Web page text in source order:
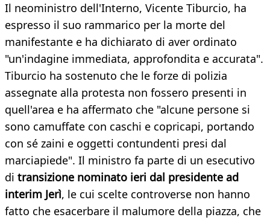
Il neoministro dell'Interno, Vicente Tiburcio, ha
espresso il suo rammarico per la morte del
manifestante e ha dichiarato di aver ordinato
"un'indagine immediata, approfondita e accurata".
Tiburcio ha sostenuto che le forze di polizia
assegnate alla protesta non fossero presenti in
quell'area e ha affermato che "alcune persone si
sono camuffate con caschi e copricapi, portando
con sé zaini e oggetti contundenti presi dal
marciapiede". Il ministro fa parte di un esecutivo
di transizione nominato ieri dal presidente ad
interim Jerì, le cui scelte controverse non hanno
fatto che esacerbare il malumore della piazza, che